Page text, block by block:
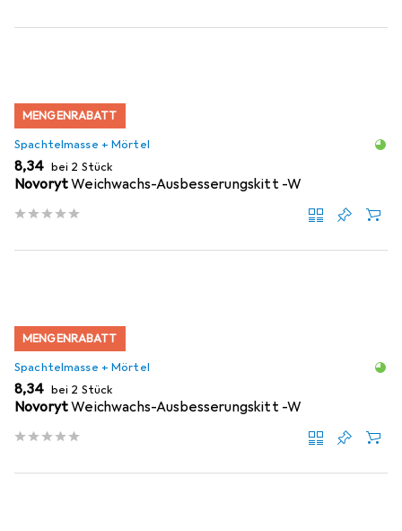
MENGENRABATT
Spachtelmasse + Mörtel
EUR
8,34 bei 2 Stück
NovorytWeichwachs-Ausbesserungskitt -W
MENGENRABATT
Spachtelmasse + Mörtel
EUR
8,34 bei 2 Stück
NovorytWeichwachs-Ausbesserungskitt -W